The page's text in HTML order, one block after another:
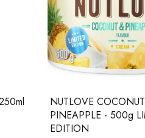
NUTLOVE
PINEAPPLE - 500g
EDITION